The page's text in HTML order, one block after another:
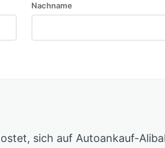
Nachname
sich auf Autoankauf-